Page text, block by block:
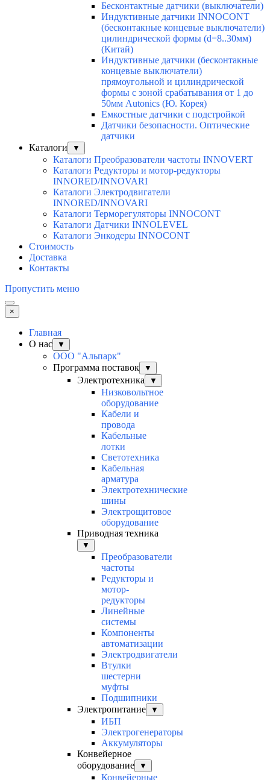
Бесконтактные датчики (выключатели)
Индуктивные датчики INNOCONT
(бесконтакные концевые выключатели)
цилиндрической формы (d=8..30мм)
(Китай)
Индуктивные датчики (бесконтакные
концевые выключатели)
прямоугольной и цилиндрической
формы с зоной срабатывания от 1 до
50мм Autonics (Ю. Корея)
Емкостные датчики с подстройкой
Датчики безопасности. Оптические
датчики
Каталоги
▼
Каталоги Преобразователи частоты INNOVERT
Каталоги Редукторы и мотор-редукторы
INNORED/INNOVARI
Каталоги Электродвигатели
INNORED/INNOVARI
Каталоги Терморегуляторы INNOCONT
Каталоги Датчики INNOLEVEL
Каталоги Энкодеры INNOCONT
Стоимость
Доставка
Контакты
Пропустить меню
×
Главная
О нас
▼
ООО "Альпарк"
Программа поставок
▼
Электротехника ▼
Низковольтное
оборудование
Кабели и
провода
Кабельные
лотки
Светотехника
Кабельная
арматура
Электротехнические
шины
Электрощитовое
оборудование
Приводная техника
▼
Преобразователи
частоты
Редукторы и
мотор-
редукторы
Линейные
системы
Компоненты
автоматизации
Электродвигатели
Втулки
шестерни
муфты
Подшипники
Электропитание
▼
ИБП
Электрогенераторы
Аккумуляторы
Конвейерное
оборудование
▼
Конвейерные